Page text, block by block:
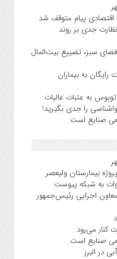
پیام متوقف شد
جدی بر روند
فضای سبز، تضییع بیت‌المال
خدمات رایگان به بیماران
را جدی بگیرید!
صنایع است
بیمارستان ولیعصر
اجرایی رئیس‌جمهور
کنار می‌رود
صنایع است
در البرز